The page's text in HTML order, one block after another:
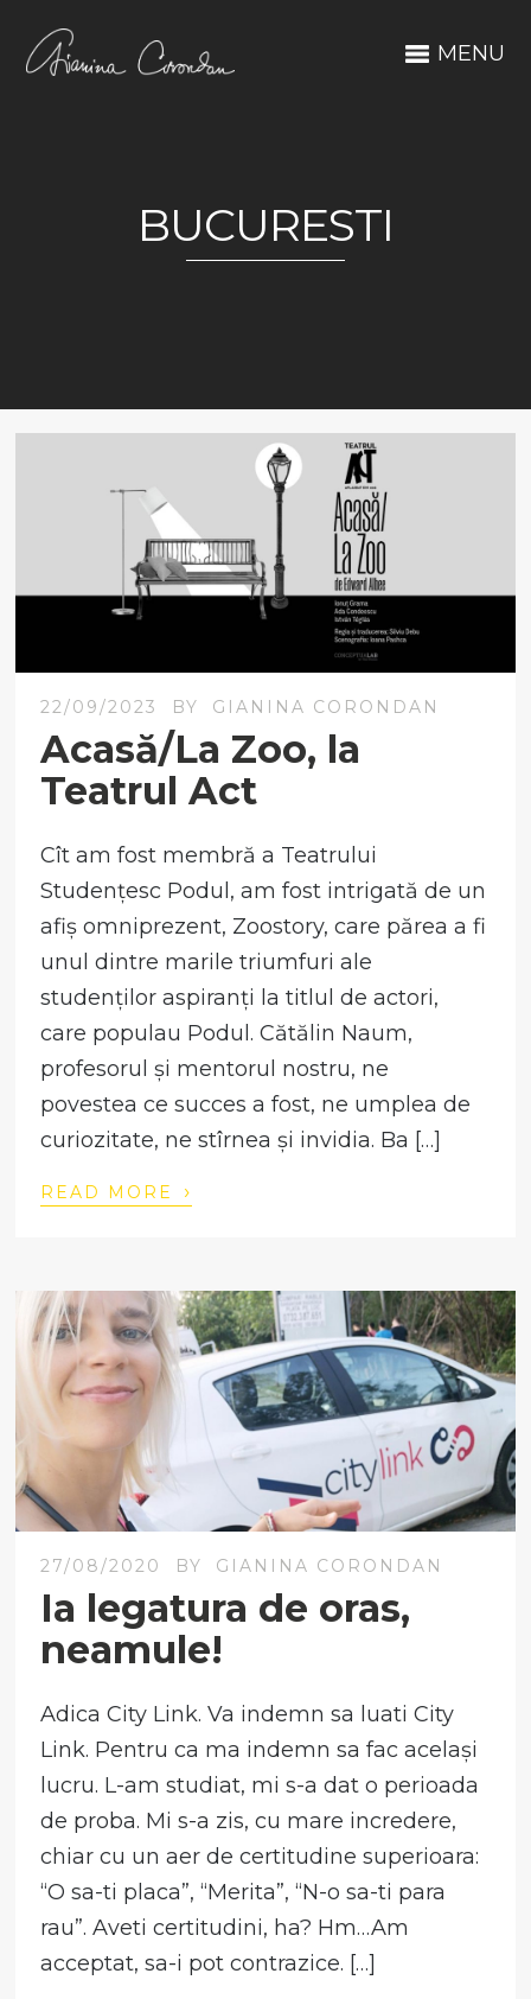
MENU
BUCURESTI
22/09/2023 BY GIANINA CORONDAN
Acasă/La Zoo, la
Teatrul Act
Cît am fost membră a Teatrului
Studențesc Podul, am fost intrigată de un
afiș omniprezent, Zoostory, care părea a fi
unul dintre marile triumfuri ale
studenților aspiranți la titlul de actori,
care populau Podul. Cătălin Naum,
profesorul și mentorul nostru, ne
povestea ce succes a fost, ne umplea de
curiozitate, ne stîrnea și invidia. Ba […]
READ MORE ›
27/08/2020 BY GIANINA CORONDAN
Ia legatura de oras,
neamule!
Adica City Link. Va indemn sa luati City
Link. Pentru ca ma indemn sa fac același
lucru. L-am studiat, mi s-a dat o perioada
de proba. Mi s-a zis, cu mare incredere,
chiar cu un aer de certitudine superioara:
“O sa-ti placa”, “Merita”, “N-o sa-ti para
rau”. Aveti certitudini, ha? Hm…Am
acceptat, sa-i pot contrazice. […]